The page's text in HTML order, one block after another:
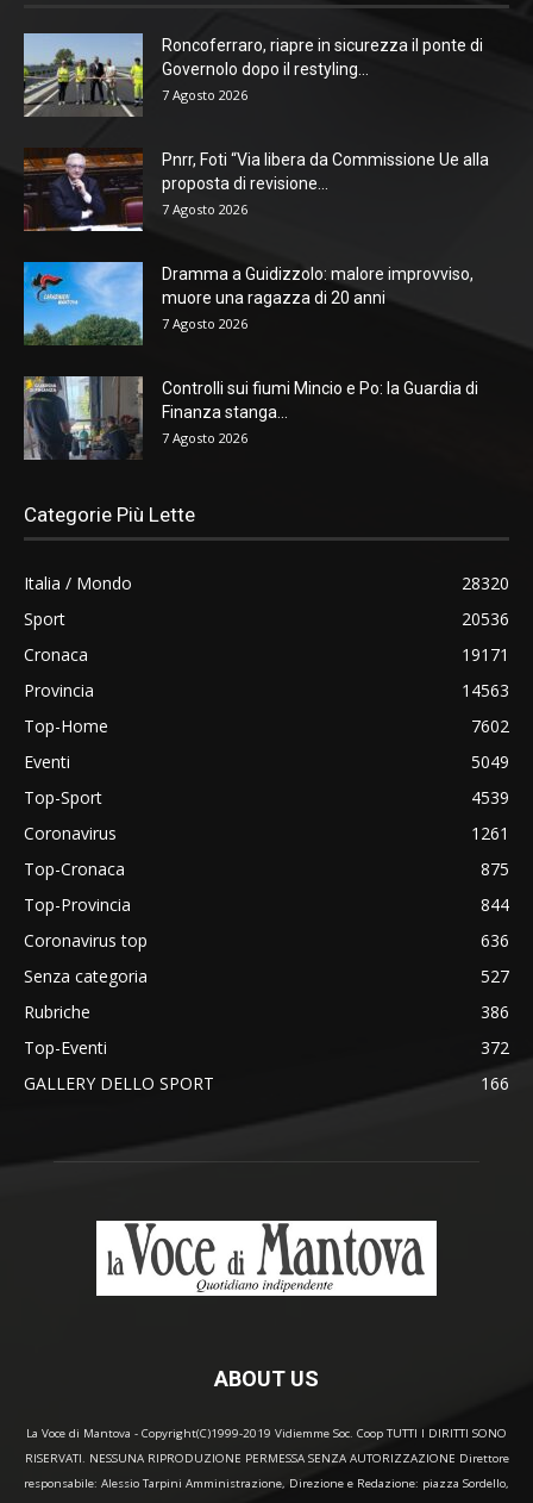
Roncoferraro, riapre in sicurezza il ponte di
Governolo dopo il restyling...
7 Agosto 2026
Pnrr, Foti “Via libera da Commissione Ue alla
proposta di revisione...
7 Agosto 2026
Dramma a Guidizzolo: malore improvviso,
muore una ragazza di 20 anni
7 Agosto 2026
Controlli sui fiumi Mincio e Po: la Guardia di
Finanza stanga...
7 Agosto 2026
Categorie Più Lette
Italia / Mondo
28320
Sport
20536
Cronaca
19171
Provincia
14563
Top-Home
7602
Eventi
5049
Top-Sport
4539
Coronavirus
1261
Top-Cronaca
875
Top-Provincia
844
Coronavirus top
636
Senza categoria
527
Rubriche
386
Top-Eventi
372
GALLERY DELLO SPORT
166
ABOUT US
La Voce di Mantova - Copyright(C)1999-2019 Vidiemme Soc. Coop TUTTI I DIRITTI SONO
RISERVATI. NESSUNA RIPRODUZIONE PERMESSA SENZA AUTORIZZAZIONE Direttore
responsabile: Alessio Tarpini Amministrazione, Direzione e Redazione: piazza Sordello,